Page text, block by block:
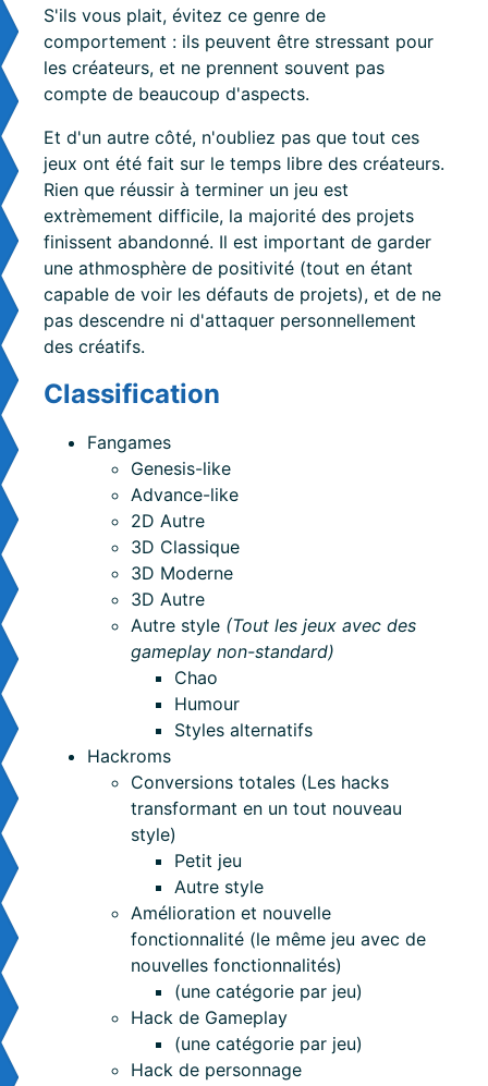
S'ils vous plait, évitez ce genre de
comportement : ils peuvent être stressant pour
les créateurs, et ne prennent souvent pas
compte de beaucoup d'aspects.
Et d'un autre côté, n'oubliez pas que tout ces
jeux ont été fait sur le temps libre des créateurs.
Rien que réussir à terminer un jeu est
extrèmement difficile, la majorité des projets
finissent abandonné. Il est important de garder
une athmosphère de positivité (tout en étant
capable de voir les défauts de projets), et de ne
pas descendre ni d'attaquer personnellement
des créatifs.
Classification
Fangames
Genesis-like
Advance-like
2D Autre
3D Classique
3D Moderne
3D Autre
Autre style (Tout les jeux avec des
gameplay non-standard)
Chao
Humour
Styles alternatifs
Hackroms
Conversions totales (Les hacks
transformant en un tout nouveau
style)
Petit jeu
Autre style
Amélioration et nouvelle
fonctionnalité (le même jeu avec de
nouvelles fonctionnalités)
(une catégorie par jeu)
Hack de Gameplay
(une catégorie par jeu)
Hack de personnage